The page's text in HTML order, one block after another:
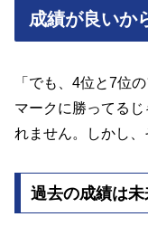
成績が良いか
「でも、4位と7位
マークに勝ってる
れません。しかし、
過去の成績は